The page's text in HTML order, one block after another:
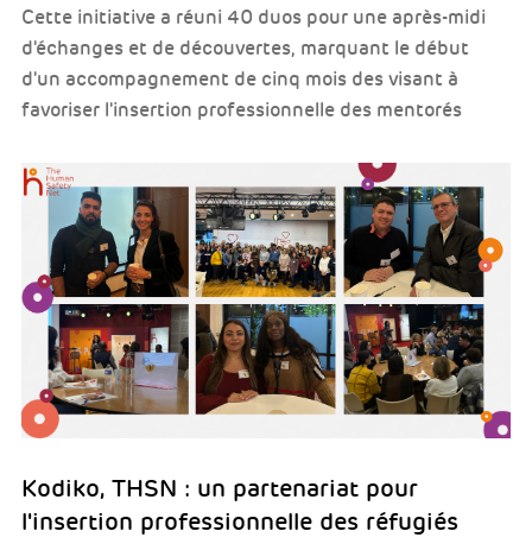
Cette initiative a réuni 40 duos pour une après-midi
d'échanges et de découvertes, marquant le début
d'un accompagnement de cinq mois des visant à
favoriser l'insertion professionnelle des mentorés
Kodiko, THSN : un partenariat pour
l'insertion professionnelle des réfugiés